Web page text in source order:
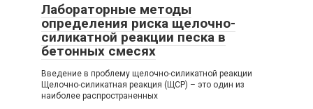
Лабораторные методы
определения риска щелочно-
силикатной реакции песка в
бетонных смесях
Введение в проблему щелочно-силикатной реакции
Щелочно-силикатная реакция (ЩСР) – это один из
наиболее распространенных